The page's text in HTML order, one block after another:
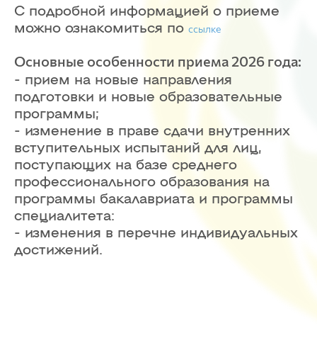
С подробной информацией о приеме
можно ознакомиться по ссылке
Основные особенности приема 2026 года:
- прием на новые направления
подготовки и новые образовательные
программы;
- изменение в праве сдачи внутренних
вступительных испытаний для лиц,
поступающих на базе среднего
профессионального образования на
программы бакалавриата и программы
специалитета:
- изменения в перечне индивидуальных
достижений.